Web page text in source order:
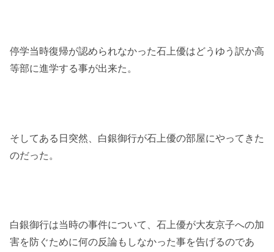
停学当時復帰が認められなかった石上優はどうゆう訳か高
等部に進学する事が出来た。
そしてある日突然、白銀御行が石上優の部屋にやってきた
のだった。
白銀御行は当時の事件について、石上優が大友京子への加
害を防ぐために何の反論もしなかった事を告げるのであ